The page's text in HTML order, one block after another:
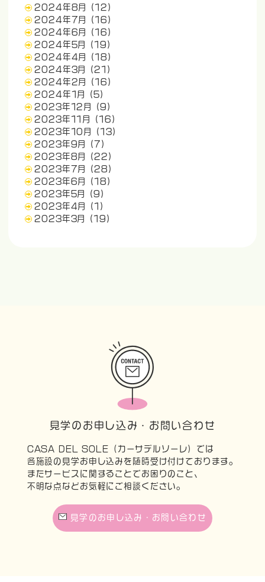
2024年8月
(12)
2024年7月
(16)
2024年6月
(16)
2024年5月
(19)
2024年4月
(18)
2024年3月
(21)
2024年2月
(16)
2024年1月
(5)
2023年12月
(9)
2023年11月
(16)
2023年10月
(13)
2023年9月
(7)
2023年8月
(22)
2023年7月
(28)
2023年6月
(18)
2023年5月
(9)
2023年4月
(1)
2023年3月
(19)
見学のお申し込み・お問い合わせ
CASA DEL SOLE（カーサデルソーレ）では
各施設の見学お申し込みを随時受け付けております。
またサービスに関することでお困りのこと、
不明な点などお気軽にご相談ください。
見学のお申し込み・お問い合わせ